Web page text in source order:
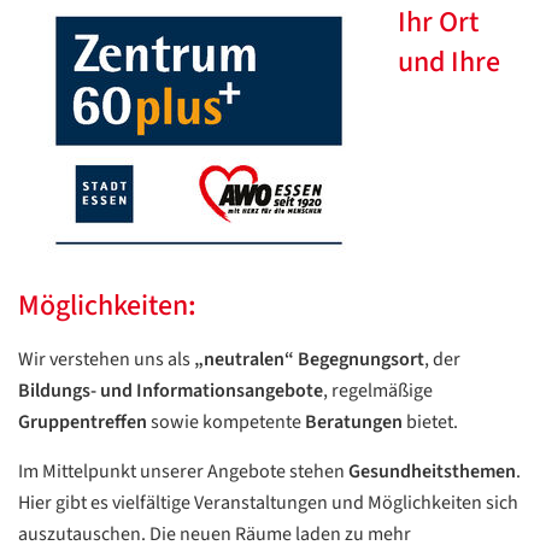
Ihr Ort
und Ihre
Möglichkeiten:
Wir verstehen uns als„neutralen“ Begegnungsort, der
Bildungs- und Informationsangebote, regelmäßige
Gruppentreffensowie kompetenteBeratungen bietet.
Im Mittelpunkt unserer Angebote stehenGesundheitsthemen.
Hier gibt es vielfältige Veranstaltungen und Möglichkeiten sich
auszutauschen. Die neuen Räume laden zu mehr